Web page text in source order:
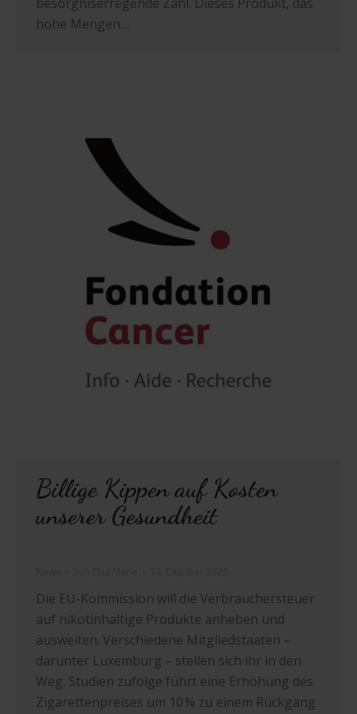
hohe Mengen…
Billige Kippen auf Kosten
unserer Gesundheit
Die EU-Kommission will die Verbrauchersteuer
auf nikotinhaltige Produkte anheben und
ausweiten. Verschiedene Mitgliedstaaten –
darunter Luxemburg – stellen sich ihr in den
Weg. Studien zufolge führt eine Erhöhung des
Zigarettenpreises um 10 % zu einem Rückgang